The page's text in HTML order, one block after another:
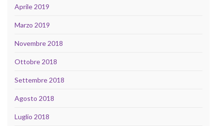
Aprile 2019
Marzo 2019
Novembre 2018
Ottobre 2018
Settembre 2018
Agosto 2018
Luglio 2018